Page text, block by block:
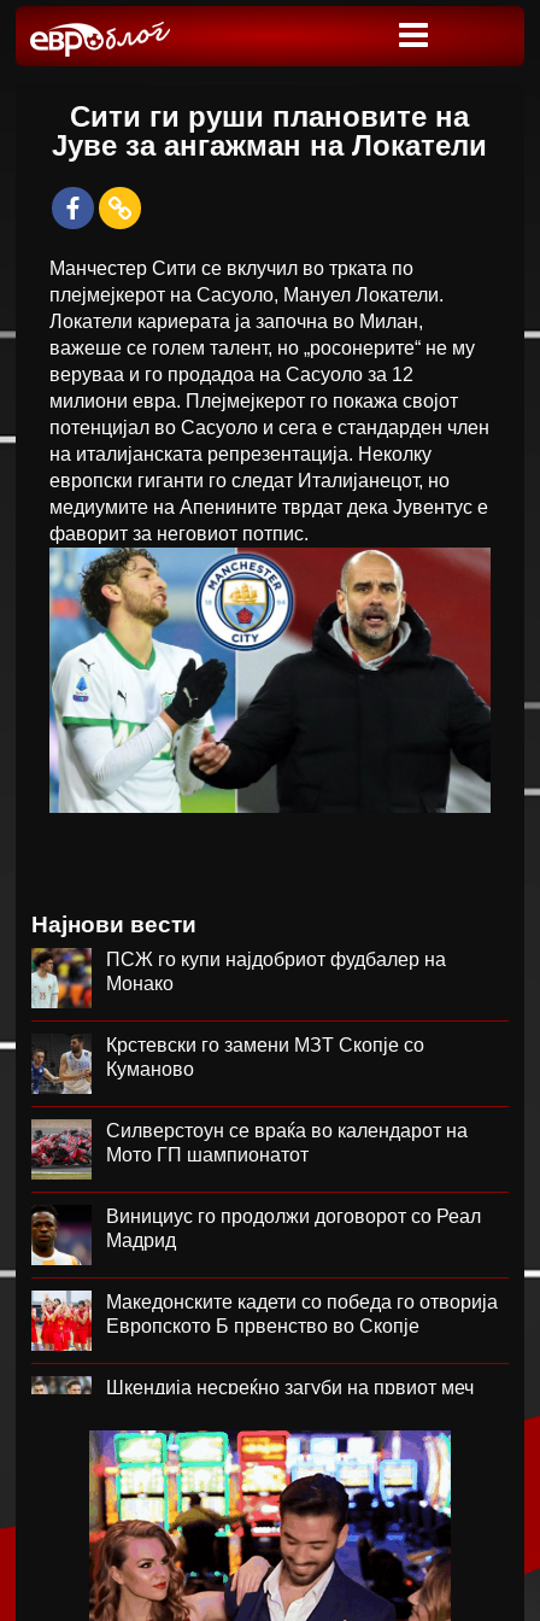
Сити ги руши плановите на
Јуве за ангажман на Локатели
Манчестер Сити се вклучил во трката по
плејмејкерот на Сасуоло, Мануел Локатели.
Локатели кариерата ја започна во Милан,
важеше се голем талент, но „росонерите“ не му
веруваа и го продадоа на Сасуоло за 12
милиони евра. Плејмејкерот го покажа својот
потенцијал во Сасуоло и сега е стандарден член
на италијанската репрезентација. Неколку
европски гиганти го следат Италијанецот, но
медиумите на Апенините тврдат дека Јувентус е
фаворит за неговиот потпис.
Најнови вести
ПСЖ го купи најдобриот фудбалер на
Монако
Крстевски го замени МЗТ Скопје со
Куманово
Силверстоун се враќа во календарот на
Мото ГП шампионатот
Винициус го продолжи договорот со Реал
Мадрид
Македонските кадети со победа го отворија
Европското Б првенство во Скопје
Шкендија несреќно загуби на првиот меч
Реал го официјализира рекордниот
трансфер на Диоманде
Томас Волкап преговара со Дубаи